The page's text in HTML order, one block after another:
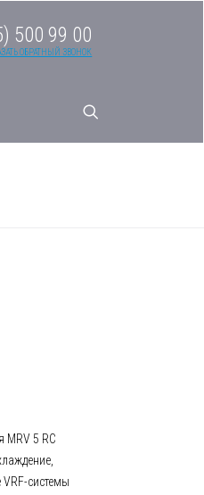
500 99 00
ОБРАТНЫЙ ЗВОНОК
MRV 5 RC
системы